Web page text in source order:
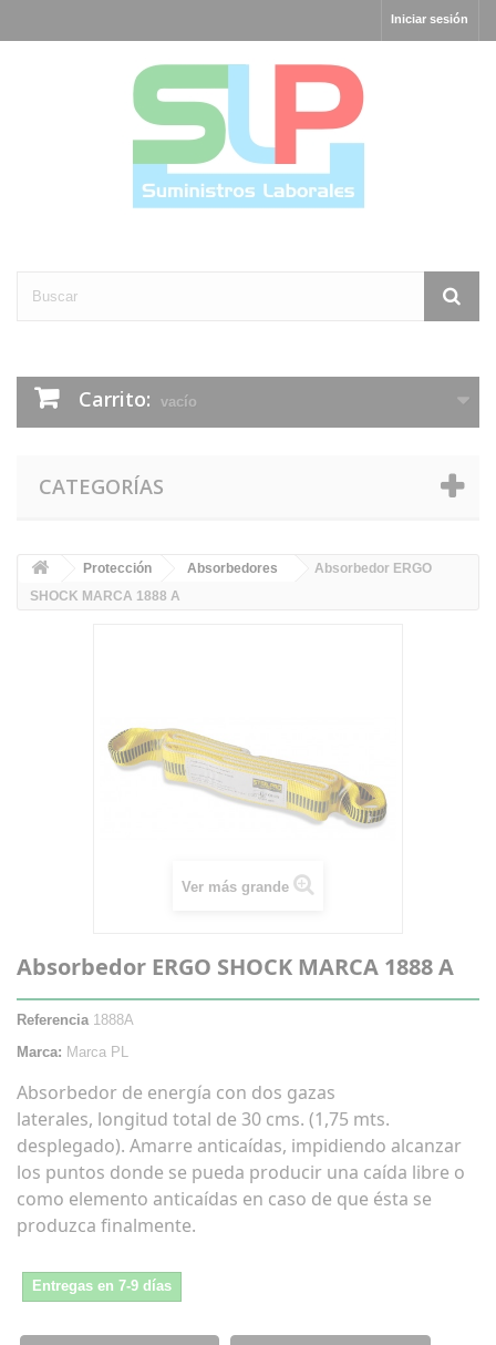
Iniciar sesión
Carrito: vacío
CATEGORÍAS
Protección Absorbedores
Absorbedor ERGO
SHOCK MARCA 1888 A
Ver más grande
Absorbedor ERGO SHOCK MARCA 1888 A
Referencia 1888A
Marca: Marca PL
Absorbedor de energía con dos gazas
laterales, longitud total de 30 cms. (1,75 mts.
desplegado). Amarre anticaídas, impidiendo alcanzar
los puntos donde se pueda producir una caída libre o
como elemento anticaídas en caso de que ésta se
produzca finalmente.
Entregas en 7-9 días